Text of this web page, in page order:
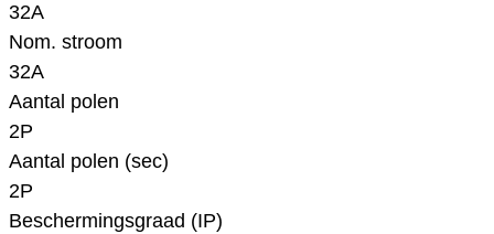
32A
Nom. stroom
32A
Aantal polen
2P
Aantal polen (sec)
2P
Beschermingsgraad (IP)